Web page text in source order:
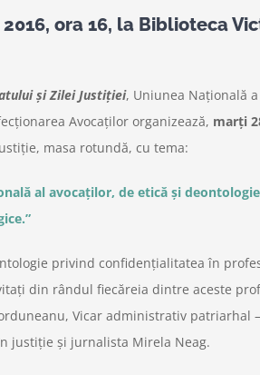
ora 16, la Biblioteca
și Zilei Justiției, Uniunea Națională
Avocaților organizează, marți
masa rotundă, cu tema:
al avocaților, de etică și
privind confidențialitatea în
din rândul fiecăreia dintre aceste
Vicar administrativ
justiție și jurnalista Mirela Neag.